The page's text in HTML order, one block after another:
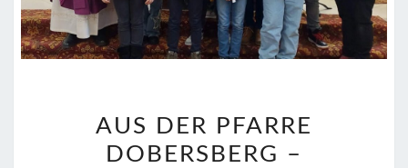
DER
PFARRE
AUS DER PFARRE
DOBERSBERG –